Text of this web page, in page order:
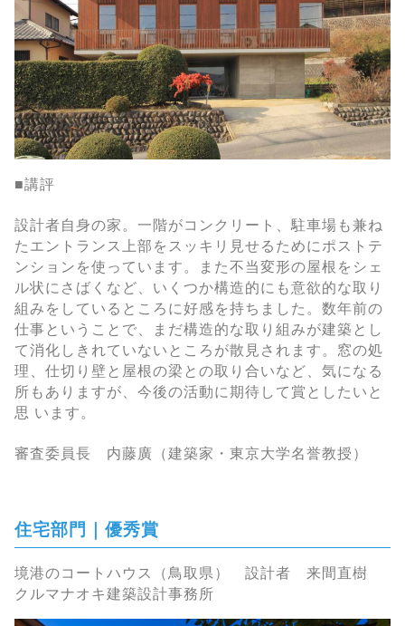
■講評
設計者自身の家。一階がコンクリート、駐車場も兼ね
たエントランス上部をスッキリ見せるためにポストテ
ンションを使っています。また不当変形の屋根をシェ
ル状にさばくなど、いくつか構造的にも意欲的な取り
組みをしているところに好感を持ちました。数年前の
仕事ということで、まだ構造的な取り組みが建築とし
て消化しきれていないところが散見されます。窓の処
理、仕切り壁と屋根の梁との取り合いなど、気になる
所もありますが、今後の活動に期待して賞としたいと
思 います。
審査委員長 内藤廣（建築家・東京大学名誉教授）
住宅部門｜優秀賞
境港のコートハウス（鳥取県） 設計者 来間直樹
クルマナオキ建築設計事務所